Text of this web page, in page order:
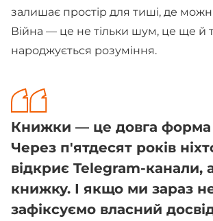
залишає простір для тиші, де
Війна — це не тільки шум, це ще й
народжується розуміння.
Книжки — це довга форма
Через п'ятдесят років
відкриє Telegram-канали,
книжку. І якщо ми зараз
зафіксуємо власний